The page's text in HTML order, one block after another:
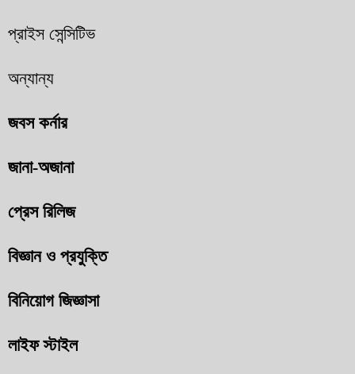
প্রাইস সেন্সিটিভ
অন্যান্য
জবস কর্নার
জানা-অজানা
প্রেস রিলিজ
বিজ্ঞান ও প্রযুক্তি
বিনিয়োগ জিজ্ঞাসা
লাইফ স্টাইল